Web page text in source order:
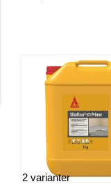
2 varianter